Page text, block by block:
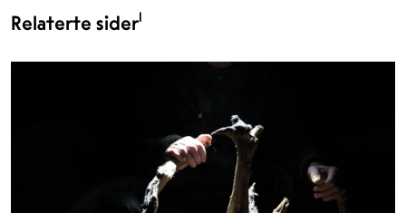
Relaterte sider1